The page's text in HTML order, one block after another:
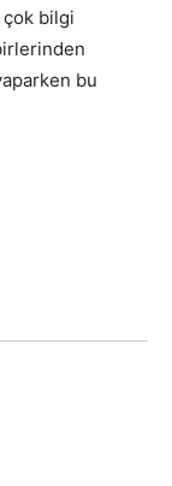
çok bilgi
bu